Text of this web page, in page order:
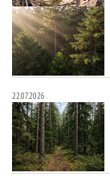
22.07.2026